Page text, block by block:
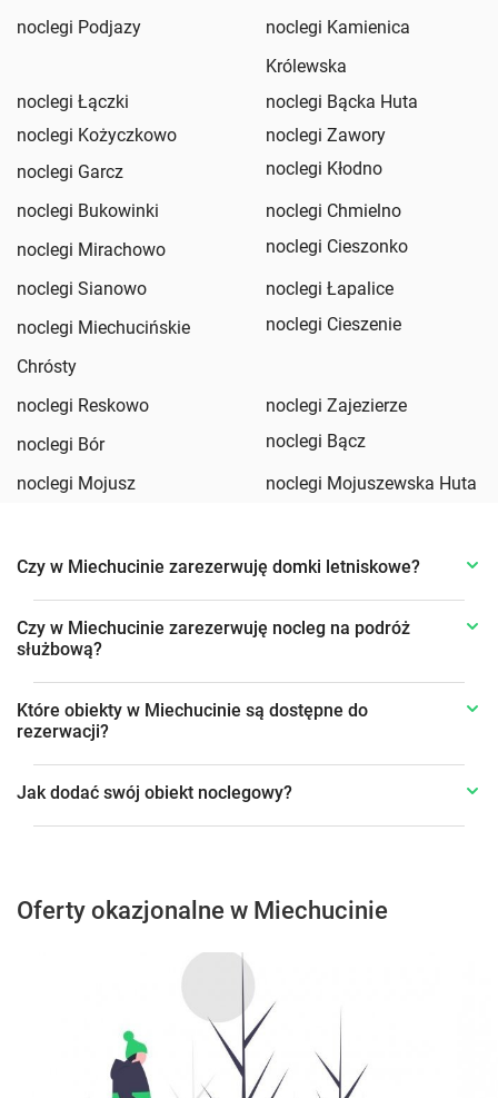
noclegi Podjazy
noclegi Kamienica
Królewska
noclegi Łączki
noclegi Bącka Huta
noclegi Kożyczkowo
noclegi Zawory
noclegi Garcz
noclegi Kłodno
noclegi Bukowinki
noclegi Chmielno
noclegi Mirachowo
noclegi Cieszonko
noclegi Sianowo
noclegi Łapalice
noclegi Miechucińskie
Chrósty
noclegi Cieszenie
noclegi Reskowo
noclegi Zajezierze
noclegi Bór
noclegi Bącz
noclegi Mojusz
noclegi Mojuszewska Huta
Czy w Miechucinie zarezerwuję domki letniskowe?
Czy w Miechucinie zarezerwuję nocleg na podróż
służbową?
Które obiekty w Miechucinie są dostępne do
rezerwacji?
Jak dodać swój obiekt noclegowy?
Oferty okazjonalne w Miechucinie